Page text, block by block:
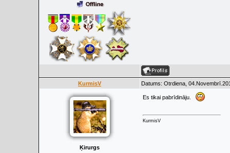
KurmisV Datums: Otrdiena,
Ķirurgs
Es tikai pabrīdināju.
KurmisV